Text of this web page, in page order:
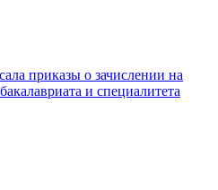
приказы о зачислении на
и специалитета